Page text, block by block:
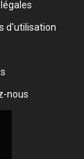
d'utilisation
nous